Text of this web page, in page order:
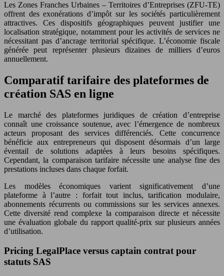
Les Zones Franches Urbaines – Territoires d’Entreprises (ZFU-TE)
offrent des exonérations d’impôt sur les sociétés particulièrement
attractives. Ces dispositifs géographiques peuvent justifier une
localisation stratégique, notamment pour les activités de services ne
nécessitant pas d’ancrage territorial spécifique. L’économie fiscale
générée peut représenter plusieurs dizaines de milliers d’euros
annuellement.
Comparatif tarifaire des plateformes de
création SAS en ligne
Le marché des plateformes juridiques de création d’entreprise
connaît une croissance soutenue, avec l’émergence de nombreux
acteurs proposant des services différenciés. Cette concurrence
bénéficie aux entrepreneurs qui disposent désormais d’un large
éventail de solutions adaptées à leurs besoins spécifiques.
Cependant, la comparaison tarifaire nécessite une analyse fine des
prestations incluses dans chaque forfait.
Les modèles économiques varient significativement d’une
plateforme à l’autre : forfait tout inclus, tarification modulaire,
abonnements récurrents ou commissions sur les services annexes.
Cette diversité rend complexe la comparaison directe et nécessite
une évaluation globale du rapport qualité-prix sur plusieurs années
d’utilisation.
Pricing LegalPlace versus captain contrat pour
statuts SAS